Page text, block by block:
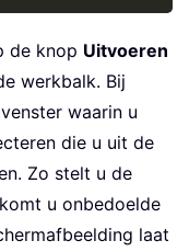
de knop Uitvoeren
werkbalk. Bij
waarin u
die u uit de
Zo stelt u de
u onbedoelde
laat